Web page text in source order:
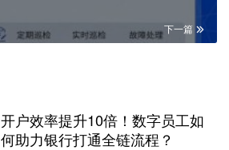
下一篇
开户效率提升10倍！数字员工如
何助力银行打通全链流程？